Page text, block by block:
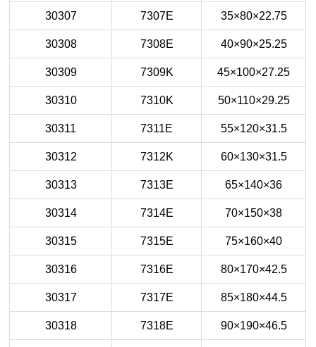
30307 7307E 35×80×22.75
30308 7308E 40×90×25.25
30309 7309K 45×100×27.25
30310 7310K 50×110×29.25
30311 7311E 55×120×31.5
30312 7312K 60×130×31.5
30313 7313E 65×140×36
30314 7314E 70×150×38
30315 7315E 75×160×40
30316 7316E 80×170×42.5
30317 7317E 85×180×44.5
30318 7318E 90×190×46.5